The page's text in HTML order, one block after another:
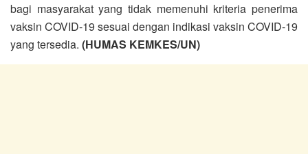
bagi masyarakat yang tidak memenuhi kriteria penerima
vaksin COVID-19 sesuai dengan indikasi vaksin COVID-19
yang tersedia. (HUMAS KEMKES/UN)